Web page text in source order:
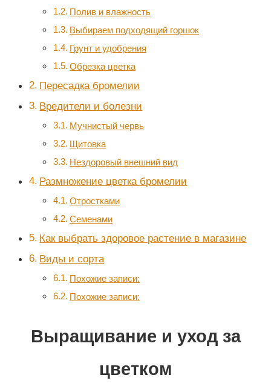
Полив и влажность
Выбираем подходящий горшок
Грунт и удобрения
Обрезка цветка
Пересадка бромелии
Вредители и болезни
Мучнистый червь
Щитовка
Нездоровый внешний вид
Размножение цветка бромелии
Отростками
Семенами
Как выбрать здоровое растение в магазине
Виды и сорта
Похожие записи:
Похожие записи:
Выращивание и уход за
цветком